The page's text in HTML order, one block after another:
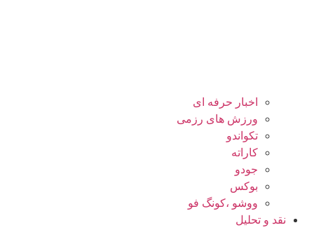
اخبار حرفه ای
ورزش های رزمی
تکواندو
کاراته
جودو
بوکس
ووشو ،کونگ فو
نقد و تحلیل